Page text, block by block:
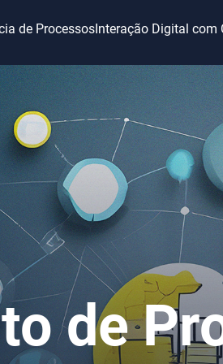
de ProcessosInteração Digital com
de